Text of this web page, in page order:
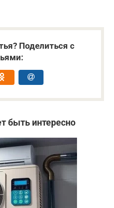
Поделиться с
быть интересно